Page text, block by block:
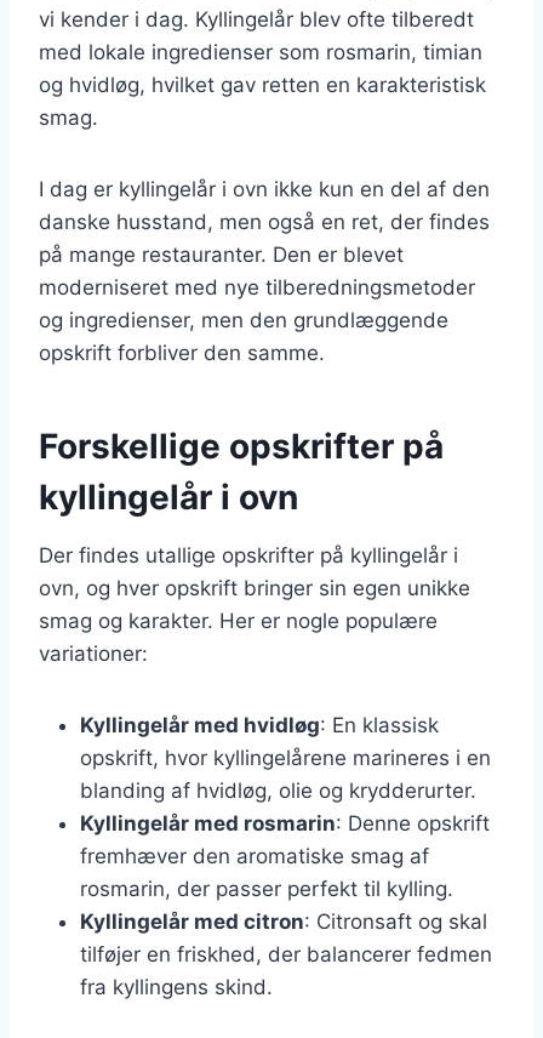
vi kender i dag. Kyllingelår blev ofte tilberedt
med lokale ingredienser som rosmarin, timian
og hvidløg, hvilket gav retten en karakteristisk
smag.
I dag er kyllingelår i ovn ikke kun en del af den
danske husstand, men også en ret, der findes
på mange restauranter. Den er blevet
moderniseret med nye tilberedningsmetoder
og ingredienser, men den grundlæggende
opskrift forbliver den samme.
Forskellige opskrifter på
kyllingelår i ovn
Der findes utallige opskrifter på kyllingelår i
ovn, og hver opskrift bringer sin egen unikke
smag og karakter. Her er nogle populære
variationer:
Kyllingelår med hvidløg: En klassisk
opskrift, hvor kyllingelårene marineres i en
blanding af hvidløg, olie og krydderurter.
Kyllingelår med rosmarin: Denne opskrift
fremhæver den aromatiske smag af
rosmarin, der passer perfekt til kylling.
Kyllingelår med citron: Citronsaft og skal
tilføjer en friskhed, der balancerer fedmen
fra kyllingens skind.